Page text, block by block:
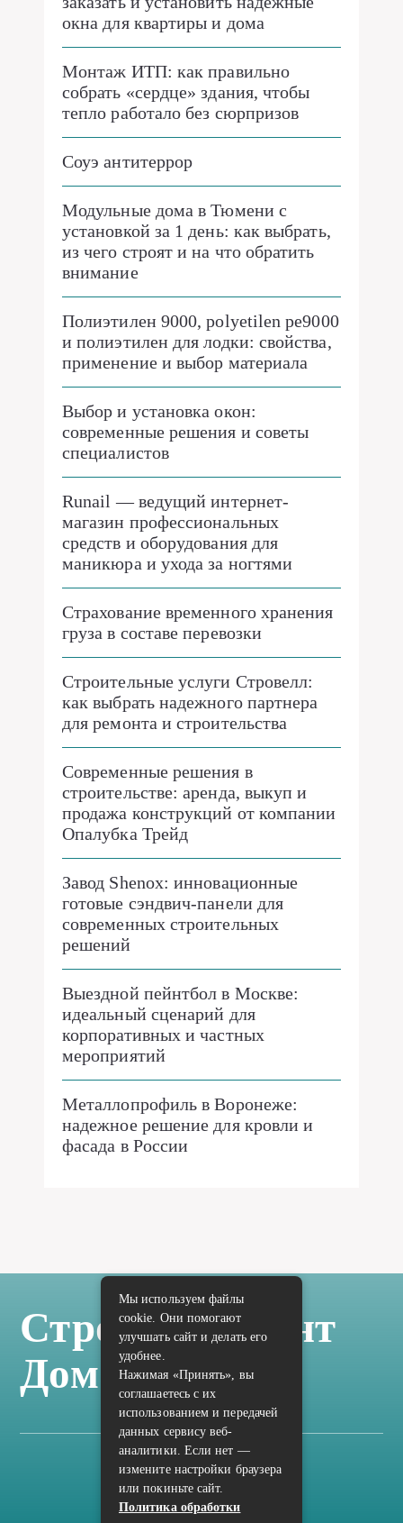
окна для квартиры и дома
Монтаж ИТП: как правильно
собрать «сердце» здания, чтобы
тепло работало без сюрпризов
Соуэ антитеррор
Модульные дома в Тюмени с
установкой за 1 день: как выбрать,
из чего строят и на что обратить
внимание
Полиэтилен 9000, polyetilen pe9000
и полиэтилен для лодки: свойства,
применение и выбор материала
Выбор и установка окон:
современные решения и советы
специалистов
Runail — ведущий интернет-
магазин профессиональных
средств и оборудования для
маникюра и ухода за ногтями
Страхование временного хранения
груза в составе перевозки
Строительные услуги Стровелл:
как выбрать надежного партнера
для ремонта и строительства
Современные решения в
строительстве: аренда, выкуп и
продажа конструкций от компании
Опалубка Трейд
Завод Shenox: инновационные
готовые сэндвич-панели для
современных строительных
решений
Выездной пейнтбол в Москве:
идеальный сценарий для
корпоративных и частных
мероприятий
Металлопрофиль в Воронеже:
надежное решение для кровли и
фасада в России
Стройка Ремонт
Дом Отделка
Карта сайта
Политика конфиденциальности
Мы используем файлы
cookie. Они помогают
улучшать сайт и делать его
удобнее.
Нажимая «Принять», вы
соглашаетесь с их
использованием и передачей
данных сервису веб-
аналитики. Если нет —
измените настройки браузера
или покиньте сайт.
Политика обработки